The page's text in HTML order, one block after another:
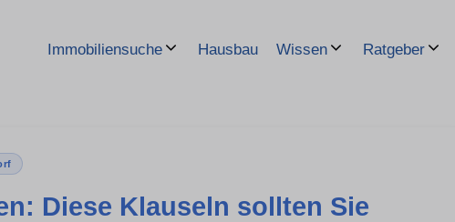
Immobiliensuche Hausbau Wissen Ratgeber
Diese Klauseln sollten Sie